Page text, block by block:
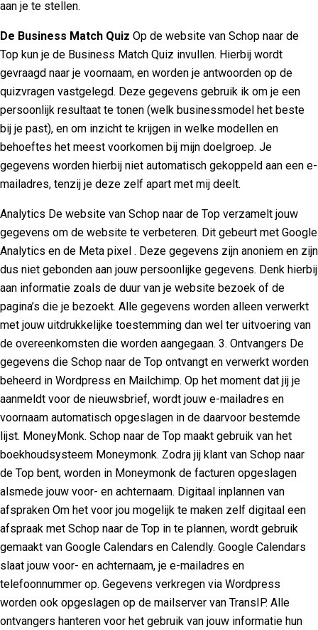
aan je te stellen.
De Business Match Quiz Op de website van Schop naar de
Top kun je de Business Match Quiz invullen. Hierbij wordt
gevraagd naar je voornaam, en worden je antwoorden op de
quizvragen vastgelegd. Deze gegevens gebruik ik om je een
persoonlijk resultaat te tonen (welk businessmodel het beste
bij je past), en om inzicht te krijgen in welke modellen en
behoeftes het meest voorkomen bij mijn doelgroep. Je
gegevens worden hierbij niet automatisch gekoppeld aan een e-
mailadres, tenzij je deze zelf apart met mij deelt.
Analytics De website van Schop naar de Top verzamelt jouw
gegevens om de website te verbeteren. Dit gebeurt met Google
Analytics en de Meta pixel . Deze gegevens zijn anoniem en zijn
dus niet gebonden aan jouw persoonlijke gegevens. Denk hierbij
aan informatie zoals de duur van je website bezoek of de
pagina’s die je bezoekt. Alle gegevens worden alleen verwerkt
met jouw uitdrukkelijke toestemming dan wel ter uitvoering van
de overeenkomsten die worden aangegaan. 3. Ontvangers De
gegevens die Schop naar de Top ontvangt en verwerkt worden
beheerd in Wordpress en Mailchimp. Op het moment dat jij je
aanmeldt voor de nieuwsbrief, wordt jouw e-mailadres en
voornaam automatisch opgeslagen in de daarvoor bestemde
lijst. MoneyMonk. Schop naar de Top maakt gebruik van het
boekhoudsysteem Moneymonk. Zodra jij klant van Schop naar
de Top bent, worden in Moneymonk de facturen opgeslagen
alsmede jouw voor- en achternaam. Digitaal inplannen van
afspraken Om het voor jou mogelijk te maken zelf digitaal een
afspraak met Schop naar de Top in te plannen, wordt gebruik
gemaakt van Google Calendars en Calendly. Google Calendars
slaat jouw voor- en achternaam, je e-mailadres en
telefoonnummer op. Gegevens verkregen via Wordpress
worden ook opgeslagen op de mailserver van TransIP. Alle
ontvangers hanteren voor het gebruik van jouw informatie hun